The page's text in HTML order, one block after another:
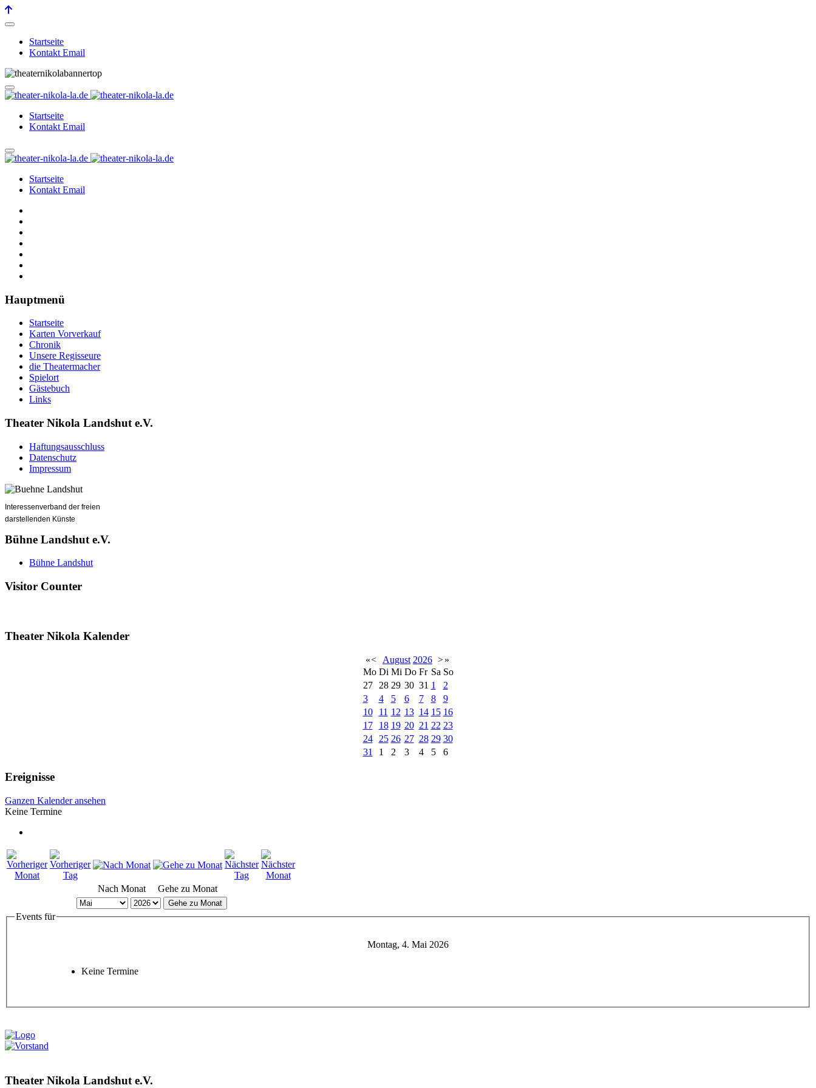
Startseite
Kontakt Email
Startseite
Kontakt Email
Startseite
Kontakt Email
Hauptmenü
Startseite
Karten Vorverkauf
Chronik
Unsere Regisseure
die Theatermacher
Spielort
Gästebuch
Links
Theater Nikola Landshut e.V.
Haftungsausschluss
Datenschutz
Impressum
Interessenverband der freien
darstellenden Künste
Bühne Landshut e.V.
Bühne Landshut
Visitor Counter
Theater Nikola Kalender
«< August 2026 >»
Mo Di Mi Do Fr Sa So
27
28 29 30 31 1
2
3
4 5 6 7 8
9
10
11 12 13 14 15 16
17
18 19 20 21 22 23
24
25 26 27 28 29 30
31
1 2 3 4 5 6
Ereignisse
Ganzen Kalender ansehen
Keine Termine
Nach Monat Gehe zu Monat
Gehe zu Monat
Events für
Montag, 4. Mai 2026
Keine Termine
Theater Nikola Landshut e.V.